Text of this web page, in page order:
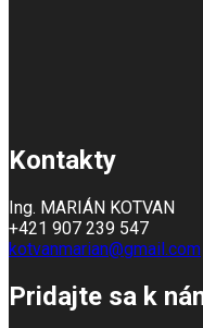
Kontakty
Ing. MARIÁN KOTVAN
+421 907 239 547
kotvanmarian@gmail.com
Pridajte sa k